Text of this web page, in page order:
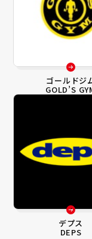
ゴールドジ
GOLD’S
デプス
DEPS